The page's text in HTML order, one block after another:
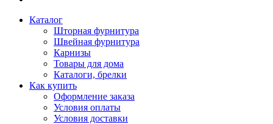
Каталог
Шторная фурнитура
Швейная фурнитура
Карнизы
Товары для дома
Каталоги, брелки
Как купить
Оформление заказа
Условия оплаты
Условия доставки